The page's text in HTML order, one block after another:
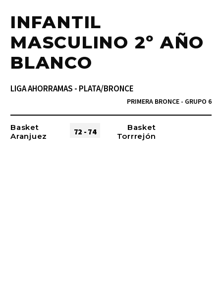
INFANTIL
MASCULINO 2º AÑO
BLANCO
LIGA AHORRAMAS - PLATA/BRONCE
PRIMERA BRONCE - GRUPO 6
Basket
Aranjuez
72 - 74
Basket
Torrrejón